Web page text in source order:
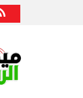
البحري